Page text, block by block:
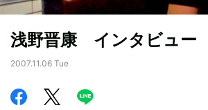
浅野晋康 インタビュー
2007.11.06 Tue